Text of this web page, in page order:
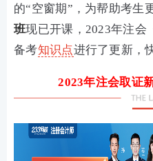
的“空窗期”，为帮助考生
班现已开课，2023年注会
备考知识点进行了更新，
2023年注会取